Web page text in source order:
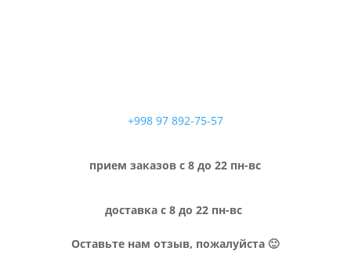
+998 97 892-75-57
прием заказов с 8 до 22 пн-вс
доставка с 8 до 22 пн-вс
Оставьте нам отзыв, пожалуйста 🙂